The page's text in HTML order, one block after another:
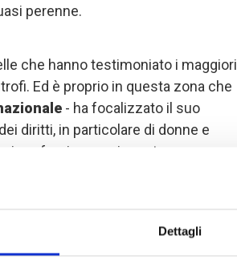
Dettagli
perenne.
che hanno testimoniato i maggiori
Ed è proprio in questa zona che
- ha focalizzato il suo
diritti, in particolare di donne e
a fornire una risposta
l'educazione di bambini e
i 24 anni.
la possibilità di scelta tra una vita alla